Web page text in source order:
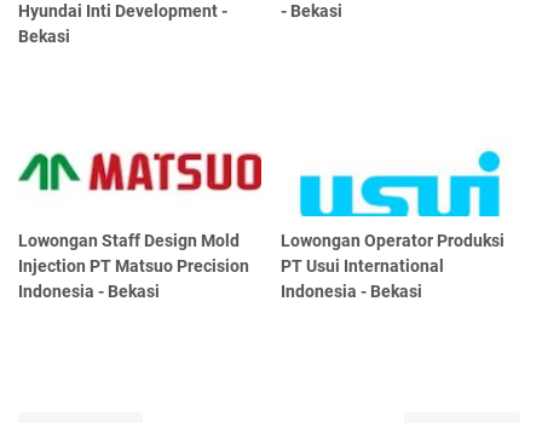
Hyundai Inti Development -
Bekasi
- Bekasi
Lowongan Staff Design Mold
Injection PT Matsuo Precision
Indonesia - Bekasi
Lowongan Operator Produksi
PT Usui International
Indonesia - Bekasi